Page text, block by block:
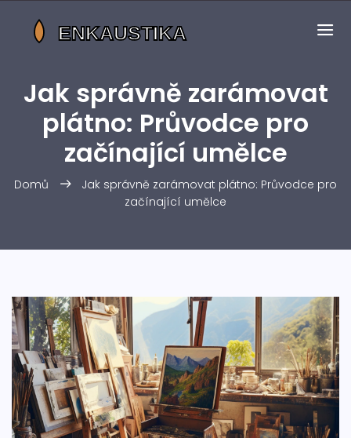
Jak správně zarámovat
plátno: Průvodce pro
začínající umělce
Domů
Jak správně zarámovat plátno: Průvodce pro
začínající umělce